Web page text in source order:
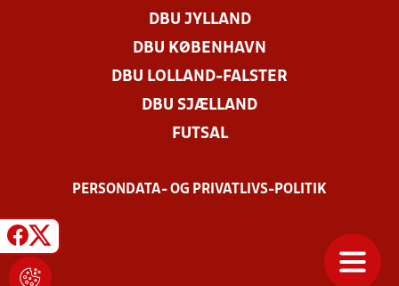
DBU JYLLAND
DBU KØBENHAVN
DBU LOLLAND-FALSTER
DBU SJÆLLAND
FUTSAL
PERSONDATA- OG PRIVATLIVS-POLITIK